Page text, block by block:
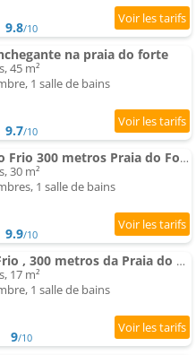
9.8/10
na praia do forte
45 m²
1 salle de bains
9.7/10
Casa centro Cabo Frio 300 metros Praia do Forte
30 m²
1 salle de bains
9.9/10
Quitinete Cabo Frio , 300 metros da Praia do Forte
17 m²
1 salle de bains
9/10